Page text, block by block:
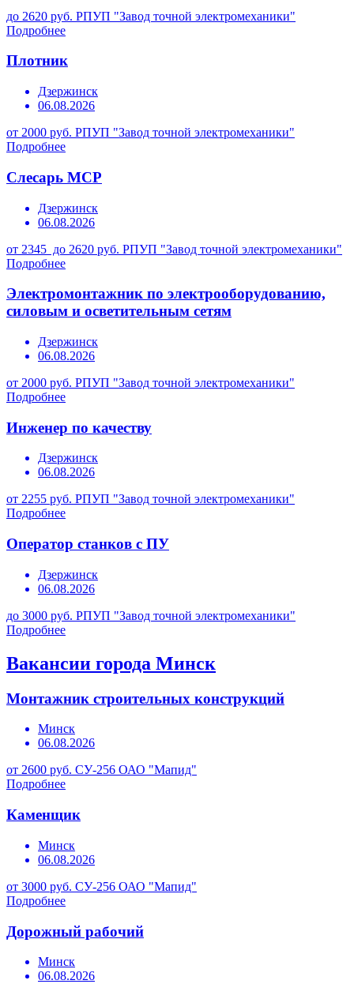
до 2620 руб. РПУП "Завод точной электромеханики"
Подробнее
Плотник
Дзержинск
06.08.2026
от 2000 руб. РПУП "Завод точной электромеханики"
Подробнее
Слесарь МСР
Дзержинск
06.08.2026
от 2345 до 2620 руб. РПУП "Завод точной электромеханики"
Подробнее
Электромонтажник по электрооборудованию,
силовым и осветительным сетям
Дзержинск
06.08.2026
от 2000 руб. РПУП "Завод точной электромеханики"
Подробнее
Инженер по качеству
Дзержинск
06.08.2026
от 2255 руб. РПУП "Завод точной электромеханики"
Подробнее
Оператор станков с ПУ
Дзержинск
06.08.2026
до 3000 руб. РПУП "Завод точной электромеханики"
Подробнее
Вакансии города Минск
Монтажник строительных конструкций
Минск
06.08.2026
от 2600 руб. СУ-256 ОАО "Мапид"
Подробнее
Каменщик
Минск
06.08.2026
от 3000 руб. СУ-256 ОАО "Мапид"
Подробнее
Дорожный рабочий
Минск
06.08.2026